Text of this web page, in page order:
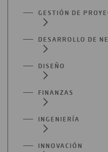
GESTIÓN DE
DESARROLLO DE
DISEÑO
FINANZAS
INGENIERÍA
INNOVACIÓN